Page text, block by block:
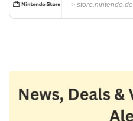
store.nintendo.de